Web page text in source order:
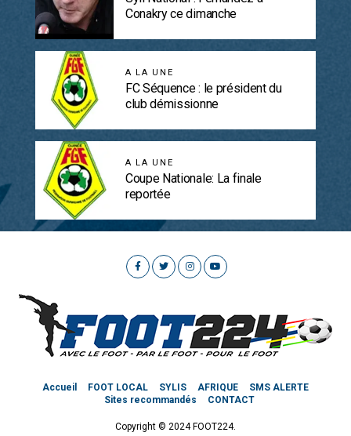
Conakry ce dimanche
A LA UNE
FC Séquence : le président du
club démissionne
A LA UNE
Coupe Nationale: La finale
reportée
Accueil FOOT LOCAL SYLIS AFRIQUE
SMS ALERTE
Sites recommandés
CONTACT
Copyright © 2024 FOOT224.